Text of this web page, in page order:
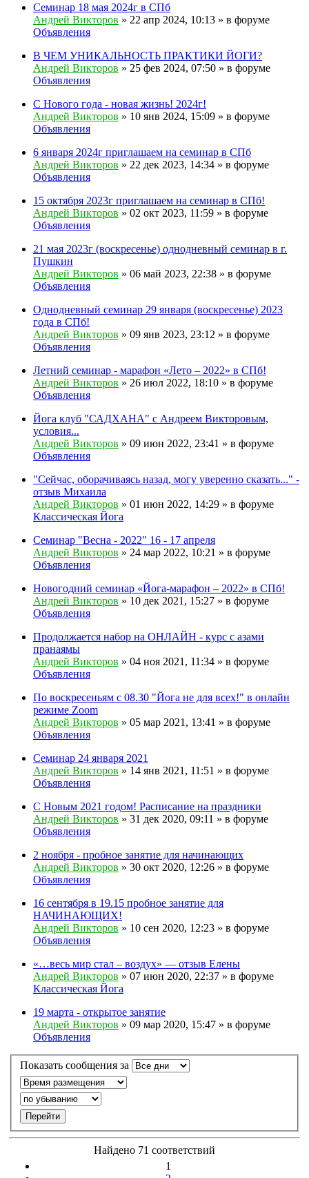
Семинар 18 мая 2024г в СПб
Андрей Викторов » 22 апр 2024, 10:13 » в форуме
Объявления
В ЧЕМ УНИКАЛЬНОСТЬ ПРАКТИКИ ЙОГИ?
Андрей Викторов » 25 фев 2024, 07:50 » в форуме
Объявления
С Нового года - новая жизнь! 2024г!
Андрей Викторов » 10 янв 2024, 15:09 » в форуме
Объявления
6 января 2024г приглашаем на семинар в СПб
Андрей Викторов » 22 дек 2023, 14:34 » в форуме
Объявления
15 октября 2023г приглашаем на семинар в СПб!
Андрей Викторов » 02 окт 2023, 11:59 » в форуме
Объявления
21 мая 2023г (воскресенье) однодневный семинар в г.
Пушкин
Андрей Викторов » 06 май 2023, 22:38 » в форуме
Объявления
Однодневный семинар 29 января (воскресенье) 2023
года в СПб!
Андрей Викторов » 09 янв 2023, 23:12 » в форуме
Объявления
Летний семинар - марафон «Лето – 2022» в СПб!
Андрей Викторов » 26 июл 2022, 18:10 » в форуме
Объявления
Йога клуб "САДХАНА" с Андреем Викторовым,
условия...
Андрей Викторов » 09 июн 2022, 23:41 » в форуме
Объявления
"Сейчас, оборачиваясь назад, могу уверенно сказать..." -
отзыв Михаила
Андрей Викторов » 01 июн 2022, 14:29 » в форуме
Классическая Йога
Семинар "Весна - 2022" 16 - 17 апреля
Андрей Викторов » 24 мар 2022, 10:21 » в форуме
Объявления
Новогодний семинар «Йога-марафон – 2022» в СПб!
Андрей Викторов » 10 дек 2021, 15:27 » в форуме
Объявления
Продолжается набор на ОНЛАЙН - курс с азами
пранаямы
Андрей Викторов » 04 ноя 2021, 11:34 » в форуме
Объявления
По воскресеньям с 08.30 "Йога не для всех!" в онлайн
режиме Zoom
Андрей Викторов » 05 мар 2021, 13:41 » в форуме
Объявления
Семинар 24 января 2021
Андрей Викторов » 14 янв 2021, 11:51 » в форуме
Объявления
С Новым 2021 годом! Расписание на праздники
Андрей Викторов » 31 дек 2020, 09:11 » в форуме
Объявления
2 ноября - пробное занятие для начинающих
Андрей Викторов » 30 окт 2020, 12:26 » в форуме
Объявления
16 сентября в 19.15 пробное занятие для
НАЧИНАЮЩИХ!
Андрей Викторов » 10 сен 2020, 12:23 » в форуме
Объявления
«…весь мир стал – воздух» — отзыв Елены
Андрей Викторов » 07 июн 2020, 22:37 » в форуме
Классическая Йога
19 марта - открытое занятие
Андрей Викторов » 09 мар 2020, 15:47 » в форуме
Объявления
Показать сообщения за
Найдено 71 соответствий
1